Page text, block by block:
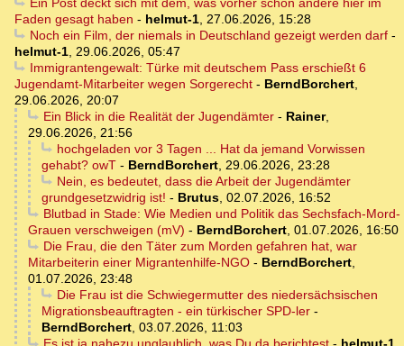
Ein Post deckt sich mit dem, was vorher schon andere hier im
Faden gesagt haben - helmut-1, 27.06.2026, 15:28
Noch ein Film, der niemals in Deutschland gezeigt werden darf-
helmut-1, 29.06.2026, 05:47
Immigrantengewalt: Türke mit deutschem Pass erschießt 6
Jugendamt-Mitarbeiter wegen Sorgerecht - BerndBorchert,
29.06.2026, 20:07
Ein Blick in die Realität der Jugendämter- Rainer,
29.06.2026, 21:56
hochgeladen vor 3 Tagen ... Hat da jemand Vorwissen
gehabt? owT - BerndBorchert, 29.06.2026, 23:28
Nein, es bedeutet, dass die Arbeit der Jugendämter
grundgesetzwidrig ist! - Brutus, 02.07.2026, 16:52
Blutbad in Stade: Wie Medien und Politik das Sechsfach-Mord-
Grauen verschweigen (mV) - BerndBorchert, 01.07.2026, 16:50
Die Frau, die den Täter zum Morden gefahren hat, war
Mitarbeiterin einer Migrantenhilfe-NGO - BerndBorchert,
01.07.2026, 23:48
Die Frau ist die Schwiegermutter des niedersächsischen
Migrationsbeauftragten - ein türkischer SPD-ler -
BerndBorchert, 03.07.2026, 11:03